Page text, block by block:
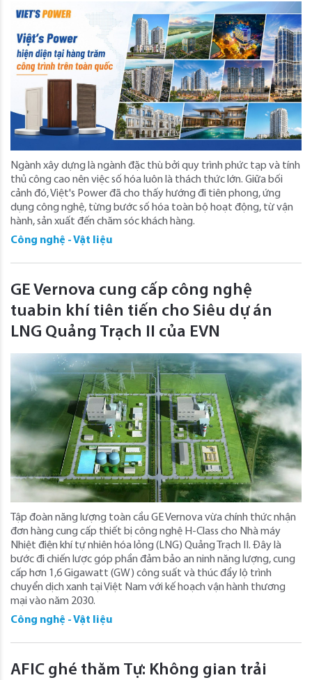
Ngành xây dựng là ngành đặc thù bởi quy trình phức tạp và tính
thủ công cao nên việc số hóa luôn là thách thức lớn. Giữa bối
cảnh đó, Việt's Power đã cho thấy hướng đi tiên phong, ứng
dụng công nghệ, từng bước số hóa toàn bộ hoạt động, từ vận
hành, sản xuất đến chăm sóc khách hàng.
Công nghệ - Vật liệu
GE Vernova cung cấp công nghệ
tuabin khí tiên tiến cho Siêu dự án
LNG Quảng Trạch II của EVN
Tập đoàn năng lượng toàn cầu GE Vernova vừa chính thức nhận
đơn hàng cung cấp thiết bị công nghệ H-Class cho Nhà máy
Nhiệt điện khí tự nhiên hóa lỏng (LNG) Quảng Trạch II. Đây là
bước đi chiến lược góp phần đảm bảo an ninh năng lượng, cung
cấp hơn 1,6 Gigawatt (GW) công suất và thúc đẩy lộ trình
chuyển dịch xanh tại Việt Nam với kế hoạch vận hành thương
mại vào năm 2030.
Công nghệ - Vật liệu
AFIC ghé thăm Tự: Không gian trải